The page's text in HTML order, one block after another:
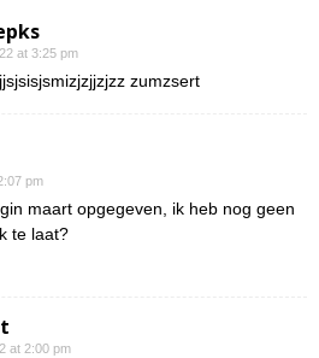
at 3:25 pm
zumzsert
pm
maart opgegeven, ik heb nog geen
te laat?
at 2:00 pm